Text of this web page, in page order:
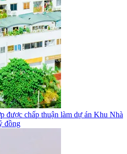
được chấp thuận làm dự án Khu Nhà
đồng